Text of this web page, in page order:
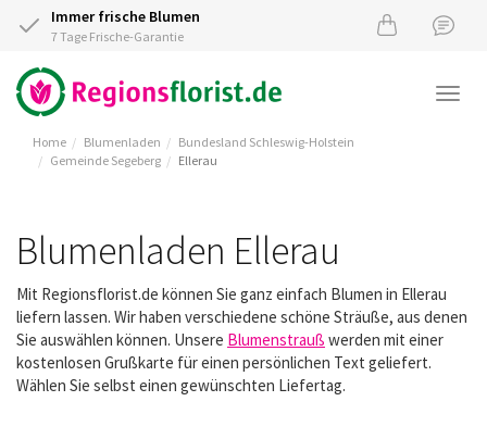
Immer frische Blumen
7 Tage Frische-Garantie
Home Blumenladen
Bundesland Schleswig-Holstein
Gemeinde Segeberg
Ellerau
Blumenladen Ellerau
Mit Regionsflorist.de können Sie ganz einfach Blumen in Ellerau
liefern lassen. Wir haben verschiedene schöne Sträuße, aus denen
Sie auswählen können. Unsere Blumenstrauß werden mit einer
kostenlosen Grußkarte für einen persönlichen Text geliefert.
Wählen Sie selbst einen gewünschten Liefertag.